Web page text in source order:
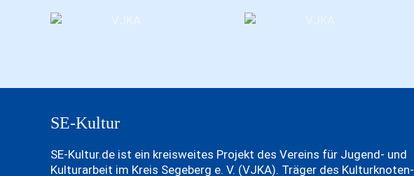
SE-Kultur
SE-Kultur.de ist ein kreisweites Projekt des Vereins für Jugend- und
Kulturarbeit im Kreis Segeberg e. V. (VJKA). Träger des Kulturknoten-